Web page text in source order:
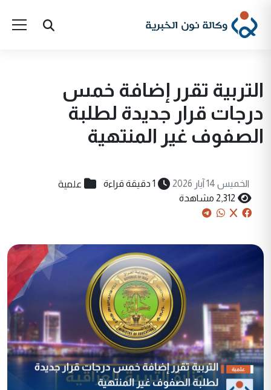
التربية تقرر إضافة خمس
درجات قرار جديدة لطلبة
الصفوف غير المنتهية
الخميس 14 آيار 2026 1 دقيقة قراءة علمية
2,312 مشاهدة